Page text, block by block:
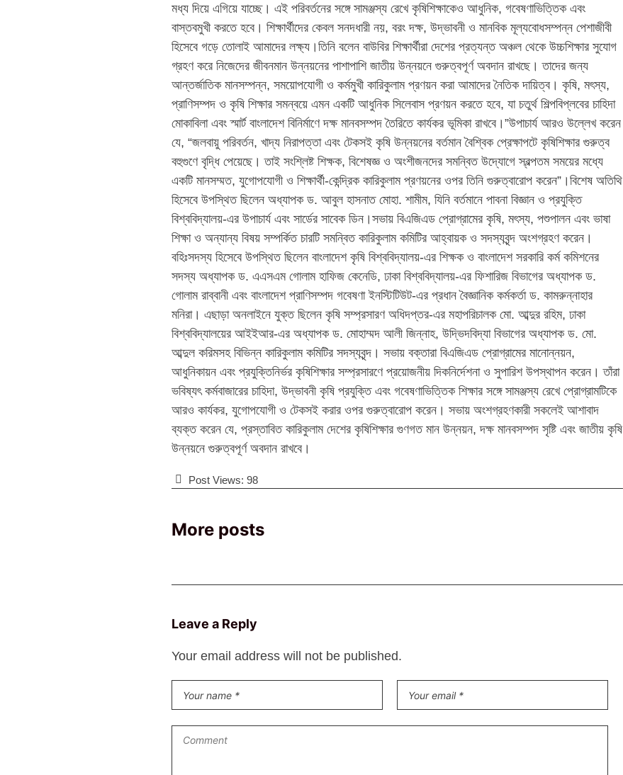
মধ্য দিয়ে এগিয়ে যাচ্ছে। এই পরিবর্তনের সঙ্গে সামঞ্জস্য রেখে কৃষিশিক্ষাকেও আধুনিক, গবেষণাভিত্তিক এবং
বাস্তবমুখী করতে হবে। শিক্ষার্থীদের কেবল সনদধারী নয়, বরং দক্ষ, উদ্ভাবনী ও মানবিক মূল্যবোধসম্পন্ন পেশাজীবী
হিসেবে গড়ে তোলাই আমাদের লক্ষ্য।তিনি বলেন বাউবির শিক্ষার্থীরা দেশের প্রত্যন্ত অঞ্চল থেকে উচ্চশিক্ষার সুযোগ
গ্রহণ করে নিজেদের জীবনমান উন্নয়নের পাশাপাশি জাতীয় উন্নয়নে গুরুত্বপূর্ণ অবদান রাখছে। তাদের জন্য
আন্তর্জাতিক মানসম্পন্ন, সময়োপযোগী ও কর্মমুখী কারিকুলাম প্রণয়ন করা আমাদের নৈতিক দায়িত্ব। কৃষি, মৎস্য,
প্রাণিসম্পদ ও কৃষি শিক্ষার সমন্বয়ে এমন একটি আধুনিক সিলেবাস প্রণয়ন করতে হবে, যা চতুর্থ শিল্পবিপ্লবের চাহিদা
মোকাবিলা এবং স্মার্ট বাংলাদেশ বিনির্মাণে দক্ষ মানবসম্পদ তৈরিতে কার্যকর ভূমিকা রাখবে।”উপাচার্য আরও উল্লেখ করেন
যে, “জলবায়ু পরিবর্তন, খাদ্য নিরাপত্তা এবং টেকসই কৃষি উন্নয়নের বর্তমান বৈশ্বিক প্রেক্ষাপটে কৃষিশিক্ষার গুরুত্ব
বহুগুণে বৃদ্ধি পেয়েছে। তাই সংশ্লিষ্ট শিক্ষক, বিশেষজ্ঞ ও অংশীজনদের সমন্বিত উদ্যোগে স্বল্পতম সময়ের মধ্যে
একটি মানসম্মত, যুগোপযোগী ও শিক্ষার্থী-কেন্দ্রিক কারিকুলাম প্রণয়নের ওপর তিনি গুরুত্বারোপ করেন”।বিশেষ অতিথি
হিসেবে উপস্থিত ছিলেন অধ্যাপক ড. আবুল হাসনাত মোহা. শামীম, যিনি বর্তমানে পাবনা বিজ্ঞান ও প্রযুক্তি
বিশ্ববিদ্যালয়-এর উপাচার্য এবং সার্ডের সাবেক ডিন।সভায় বিএজিএড প্রোগ্রামের কৃষি, মৎস্য, পশুপালন এবং ভাষা
শিক্ষা ও অন্যান্য বিষয় সম্পর্কিত চারটি সমন্বিত কারিকুলাম কমিটির আহ্বায়ক ও সদস্যবৃন্দ অংশগ্রহণ করেন।
বহিঃসদস্য হিসেবে উপস্থিত ছিলেন বাংলাদেশ কৃষি বিশ্ববিদ্যালয়-এর শিক্ষক ও বাংলাদেশ সরকারি কর্ম কমিশনের
সদস্য অধ্যাপক ড. এএসএম গোলাম হাফিজ কেনেডি, ঢাকা বিশ্ববিদ্যালয়-এর ফিশারিজ বিভাগের অধ্যাপক ড.
গোলাম রাব্বানী এবং বাংলাদেশ প্রাণিসম্পদ গবেষণা ইনস্টিটিউট-এর প্রধান বৈজ্ঞানিক কর্মকর্তা ড. কামরুন্নাহার
মনিরা। এছাড়া অনলাইনে যুক্ত ছিলেন কৃষি সম্প্রসারণ অধিদপ্তর-এর মহাপরিচালক মো. আব্দুর রহিম, ঢাকা
বিশ্ববিদ্যালয়ের আইইআর-এর অধ্যাপক ড. মোহাম্মদ আলী জিন্নাহ, উদ্ভিদবিদ্যা বিভাগের অধ্যাপক ড. মো.
আব্দুল করিমসহ বিভিন্ন কারিকুলাম কমিটির সদস্যবৃন্দ। সভায় বক্তারা বিএজিএড প্রোগ্রামের মানোন্নয়ন,
আধুনিকায়ন এবং প্রযুক্তিনির্ভর কৃষিশিক্ষার সম্প্রসারণে প্রয়োজনীয় দিকনির্দেশনা ও সুপারিশ উপস্থাপন করেন। তাঁরা
ভবিষ্যৎ কর্মবাজারের চাহিদা, উদ্ভাবনী কৃষি প্রযুক্তি এবং গবেষণাভিত্তিক শিক্ষার সঙ্গে সামঞ্জস্য রেখে প্রোগ্রামটিকে
আরও কার্যকর, যুগোপযোগী ও টেকসই করার ওপর গুরুত্বারোপ করেন। সভায় অংশগ্রহণকারী সকলেই আশাবাদ
ব্যক্ত করেন যে, প্রস্তাবিত কারিকুলাম দেশের কৃষিশিক্ষার গুণগত মান উন্নয়ন, দক্ষ মানবসম্পদ সৃষ্টি এবং জাতীয় কৃষি
উন্নয়নে গুরুত্বপূর্ণ অবদান রাখবে।
Post Views: 98
More posts
Leave a Reply
Your email address will not be published.